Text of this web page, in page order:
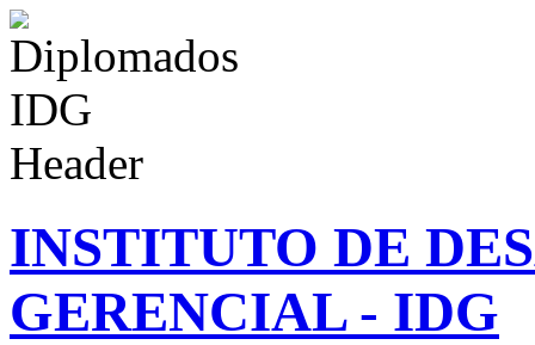
INSTITUTO DE
GERENCIAL - IDG